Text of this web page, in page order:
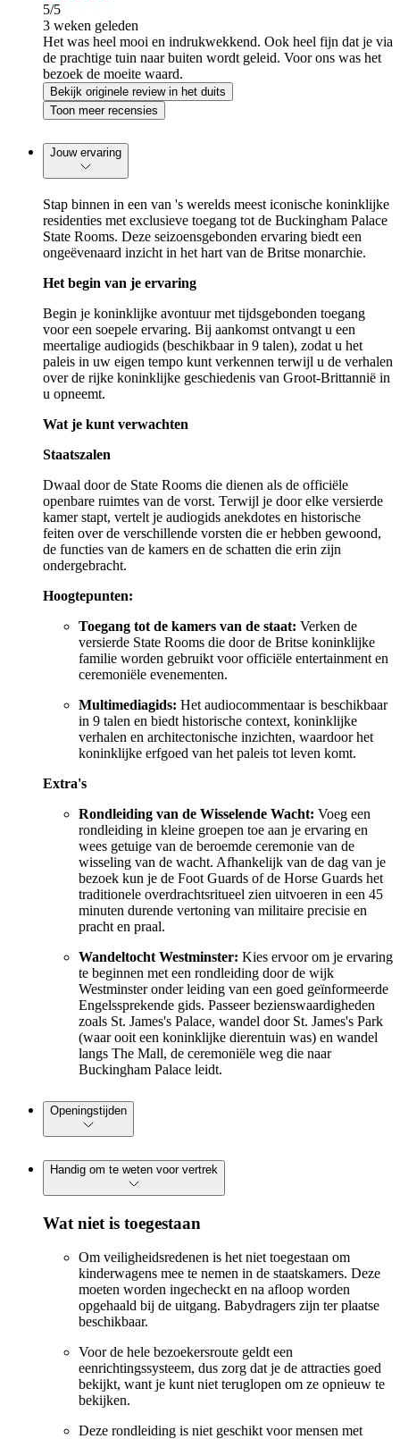
5/5
3 weken geleden
Het was heel mooi en indrukwekkend. Ook heel fijn dat je via
de prachtige tuin naar buiten wordt geleid. Voor ons was het
bezoek de moeite waard.
Bekijk originele review in het duits
Toon meer recensies
Jouw ervaring
Stap binnen in een van 's werelds meest iconische koninklijke
residenties met exclusieve toegang tot de Buckingham Palace
State Rooms. Deze seizoensgebonden ervaring biedt een
ongeëvenaard inzicht in het hart van de Britse monarchie.
Het begin van je ervaring
Begin je koninklijke avontuur met tijdsgebonden toegang
voor een soepele ervaring. Bij aankomst ontvangt u een
meertalige audiogids (beschikbaar in 9 talen), zodat u het
paleis in uw eigen tempo kunt verkennen terwijl u de verhalen
over de rijke koninklijke geschiedenis van Groot-Brittannië in
u opneemt.
Wat je kunt verwachten
Staatszalen
Dwaal door de State Rooms die dienen als de officiële
openbare ruimtes van de vorst. Terwijl je door elke versierde
kamer stapt, vertelt je audiogids anekdotes en historische
feiten over de verschillende vorsten die er hebben gewoond,
de functies van de kamers en de schatten die erin zijn
ondergebracht.
Hoogtepunten:
Toegang tot de kamers van de staat: Verken de
versierde State Rooms die door de Britse koninklijke
familie worden gebruikt voor officiële entertainment en
ceremoniële evenementen.
Multimediagids: Het audiocommentaar is beschikbaar
in 9 talen en biedt historische context, koninklijke
verhalen en architectonische inzichten, waardoor het
koninklijke erfgoed van het paleis tot leven komt.
Extra's
Rondleiding van de Wisselende Wacht: Voeg een
rondleiding in kleine groepen toe aan je ervaring en
wees getuige van de beroemde ceremonie van de
wisseling van de wacht. Afhankelijk van de dag van je
bezoek kun je de Foot Guards of de Horse Guards het
traditionele overdrachtsritueel zien uitvoeren in een 45
minuten durende vertoning van militaire precisie en
pracht en praal.
Wandeltocht Westminster: Kies ervoor om je ervaring
te beginnen met een rondleiding door de wijk
Westminster onder leiding van een goed geïnformeerde
Engelssprekende gids. Passeer bezienswaardigheden
zoals St. James's Palace, wandel door St. James's Park
(waar ooit een koninklijke dierentuin was) en wandel
langs The Mall, de ceremoniële weg die naar
Buckingham Palace leidt.
Openingstijden
Handig om te weten voor vertrek
Wat niet is toegestaan
Om veiligheidsredenen is het niet toegestaan om
kinderwagens mee te nemen in de staatskamers. Deze
moeten worden ingecheckt en na afloop worden
opgehaald bij de uitgang. Babydragers zijn ter plaatse
beschikbaar.
Voor de hele bezoekersroute geldt een
eenrichtingssysteem, dus zorg dat je de attracties goed
bekijkt, want je kunt niet teruglopen om ze opnieuw te
bekijken.
Deze rondleiding is niet geschikt voor mensen met